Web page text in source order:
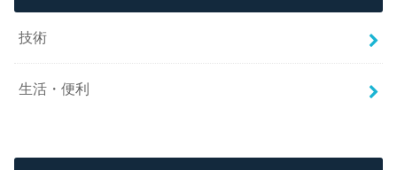
技術
生活・便利